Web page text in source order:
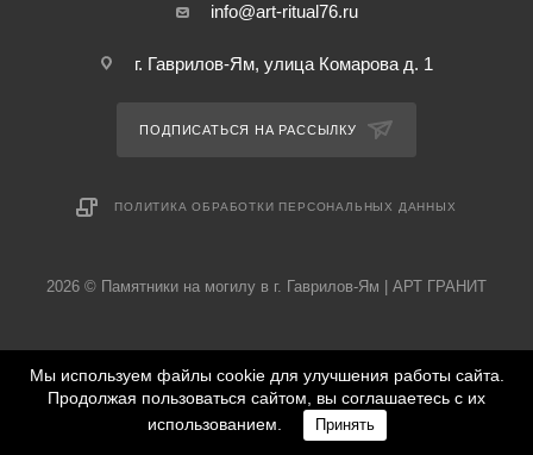
info@art-ritual76.ru
г. Гаврилов-Ям, улица Комарова д. 1
ПОДПИСАТЬСЯ НА РАССЫЛКУ
ПОЛИТИКА ОБРАБОТКИ ПЕРСОНАЛЬНЫХ ДАННЫХ
2026 © Памятники на могилу в г. Гаврилов-Ям | АРТ ГРАНИТ
Мы используем файлы cookie для улучшения работы сайта.
Продолжая пользоваться сайтом, вы соглашаетесь с их
использованием.
Принять